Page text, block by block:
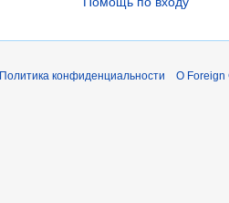
Политика конфиденциальности О Foreign